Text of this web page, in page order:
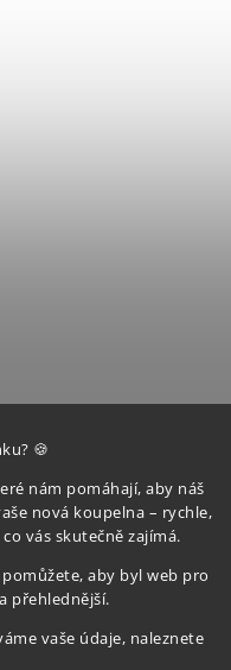
🍪
nám pomáhají, aby náš
nová koupelna – rychle,
vás skutečně zajímá.
aby byl web pro
přehlednější.
vaše údaje, naleznete